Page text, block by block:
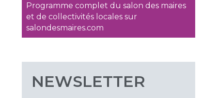
Programme complet du salon des maires
et de collectivités locales sur
salondesmaires.com
NEWSLETTER